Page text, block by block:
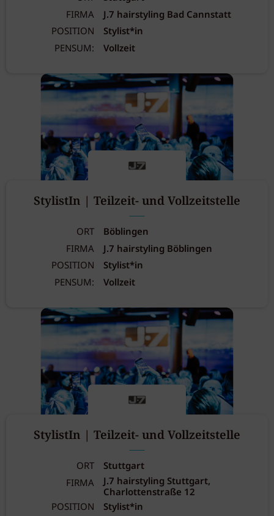
FIRMA
J.7 hairstyling Bad Cannstatt
POSITION
Stylist*in
PENSUM:
Vollzeit
StylistIn | Teilzeit- und Vollzeitstelle
ORT
Böblingen
FIRMA
J.7 hairstyling Böblingen
POSITION
Stylist*in
PENSUM:
Vollzeit
StylistIn | Teilzeit- und Vollzeitstelle
ORT
Stuttgart
FIRMA
J.7 hairstyling Stuttgart,
Charlottenstraße 12
POSITION
Stylist*in